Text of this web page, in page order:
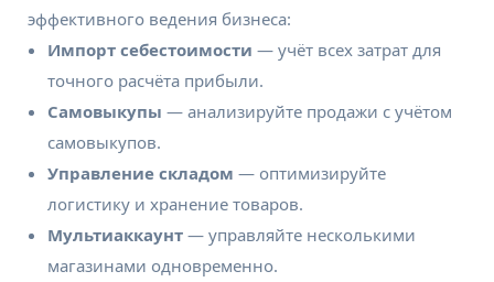
эффективного ведения бизнеса:
Импорт себестоимости — учёт всех затрат для
точного расчёта прибыли.
Самовыкупы — анализируйте продажи с учётом
самовыкупов.
Управление складом — оптимизируйте
логистику и хранение товаров.
Мультиаккаунт — управляйте несколькими
магазинами одновременно.